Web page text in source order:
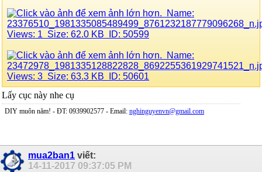
Lấy cục này nhe cụ
DIY muôn năm! - ĐT: 0939902577 - Email: nghinguyenvn@gmail.com
mua2ban1 viết:
14-11-2017 09:37:05 PM